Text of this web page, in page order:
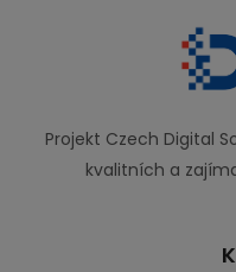
Projekt Czech Digital
kvalitních a